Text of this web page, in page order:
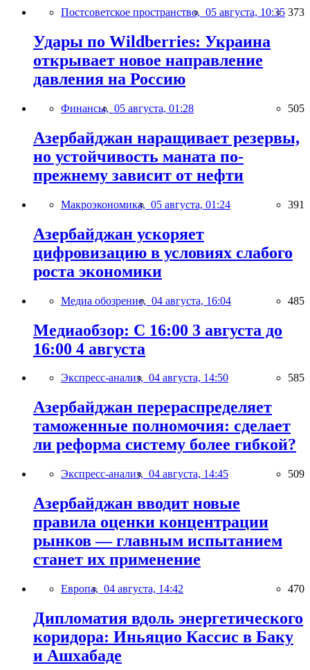
Постсоветское пространство, 05 августа, 10:35 373
Удары по Wildberries: Украина
открывает новое направление
давления на Россию
Финансы, 05 августа, 01:28 505
Азербайджан наращивает резервы,
но устойчивость маната по-
прежнему зависит от нефти
Макроэкономика, 05 августа, 01:24 391
Азербайджан ускоряет
цифровизацию в условиях слабого
роста экономики
Медиа обозрение, 04 августа, 16:04 485
Медиаобзор: С 16:00 3 августа до
16:00 4 августа
Экспресс-анализ, 04 августа, 14:50 585
Азербайджан перераспределяет
таможенные полномочия: сделает
ли реформа систему более гибкой?
Экспресс-анализ, 04 августа, 14:45 509
Азербайджан вводит новые
правила оценки концентрации
рынков — главным испытанием
станет их применение
Европа, 04 августа, 14:42 470
Дипломатия вдоль энергетического
коридора: Иньяцио Кассис в Баку
и Ашхабаде